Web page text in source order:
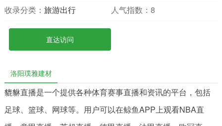
收录分类： 旅游出行 人气指数： 8
直达访问
洛阳璞雅建材
貔貅直播是一个提供各种体育赛事直播和资讯的平台，包括
足球、篮球、网球等。用户可以在鲸鱼APP上观看NBA直